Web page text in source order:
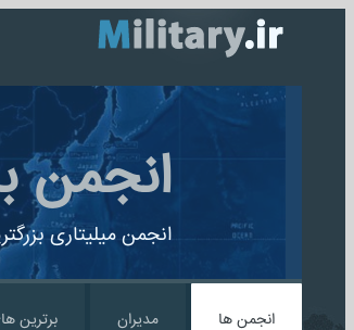
انجمن
انجمن میلیتاری
انجمن ها مدیران برترین